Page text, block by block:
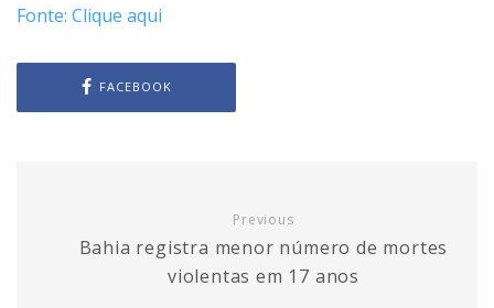
Fonte: Clique aqui
FACEBOOK
Previous
Bahia registra menor número de mortes
violentas em 17 anos